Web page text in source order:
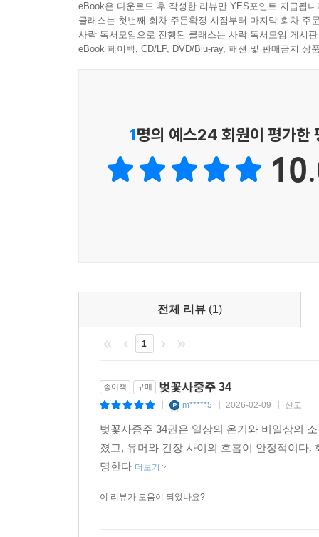
eBook은 다운로드 후 작성한 리뷰만 YES포인트 지급됩니
클래스는 첫번째 회차 주문확정 시점부터 마지막 회차 주
사락 독서모임으로 진행된 클래스는 사락 독서모임 게시
eBook 페이백, CD/LP, DVD/Blu-ray, 패션 및 판매금지 상
1명의 예스24 회원이 평가한
전체 리뷰 (1)
1
종이책 구매 벚꽃사중주 34
m*****5 2026-02-09 신고
벚꽃사중주 34권은 일상의 온기와 비일상의
졌고, 유머와 긴장 사이의 호흡이 안정적이다
명한다 더보기
이 리뷰가 도움이 되었나요?